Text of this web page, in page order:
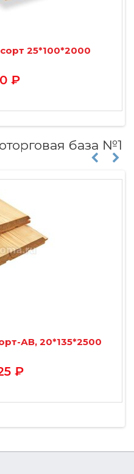
25*100*2000
₽
база №1
АВ, 20*135*2500
₽